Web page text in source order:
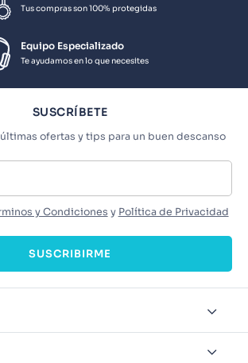
Tus compras son 100% protegidas
Equipo Especializado
Te ayudamos en lo que necesites
SUSCRÍBETE
ofertas y tips para un buen descanso
y Condiciones y Política de Privacidad
SUSCRIBIRME